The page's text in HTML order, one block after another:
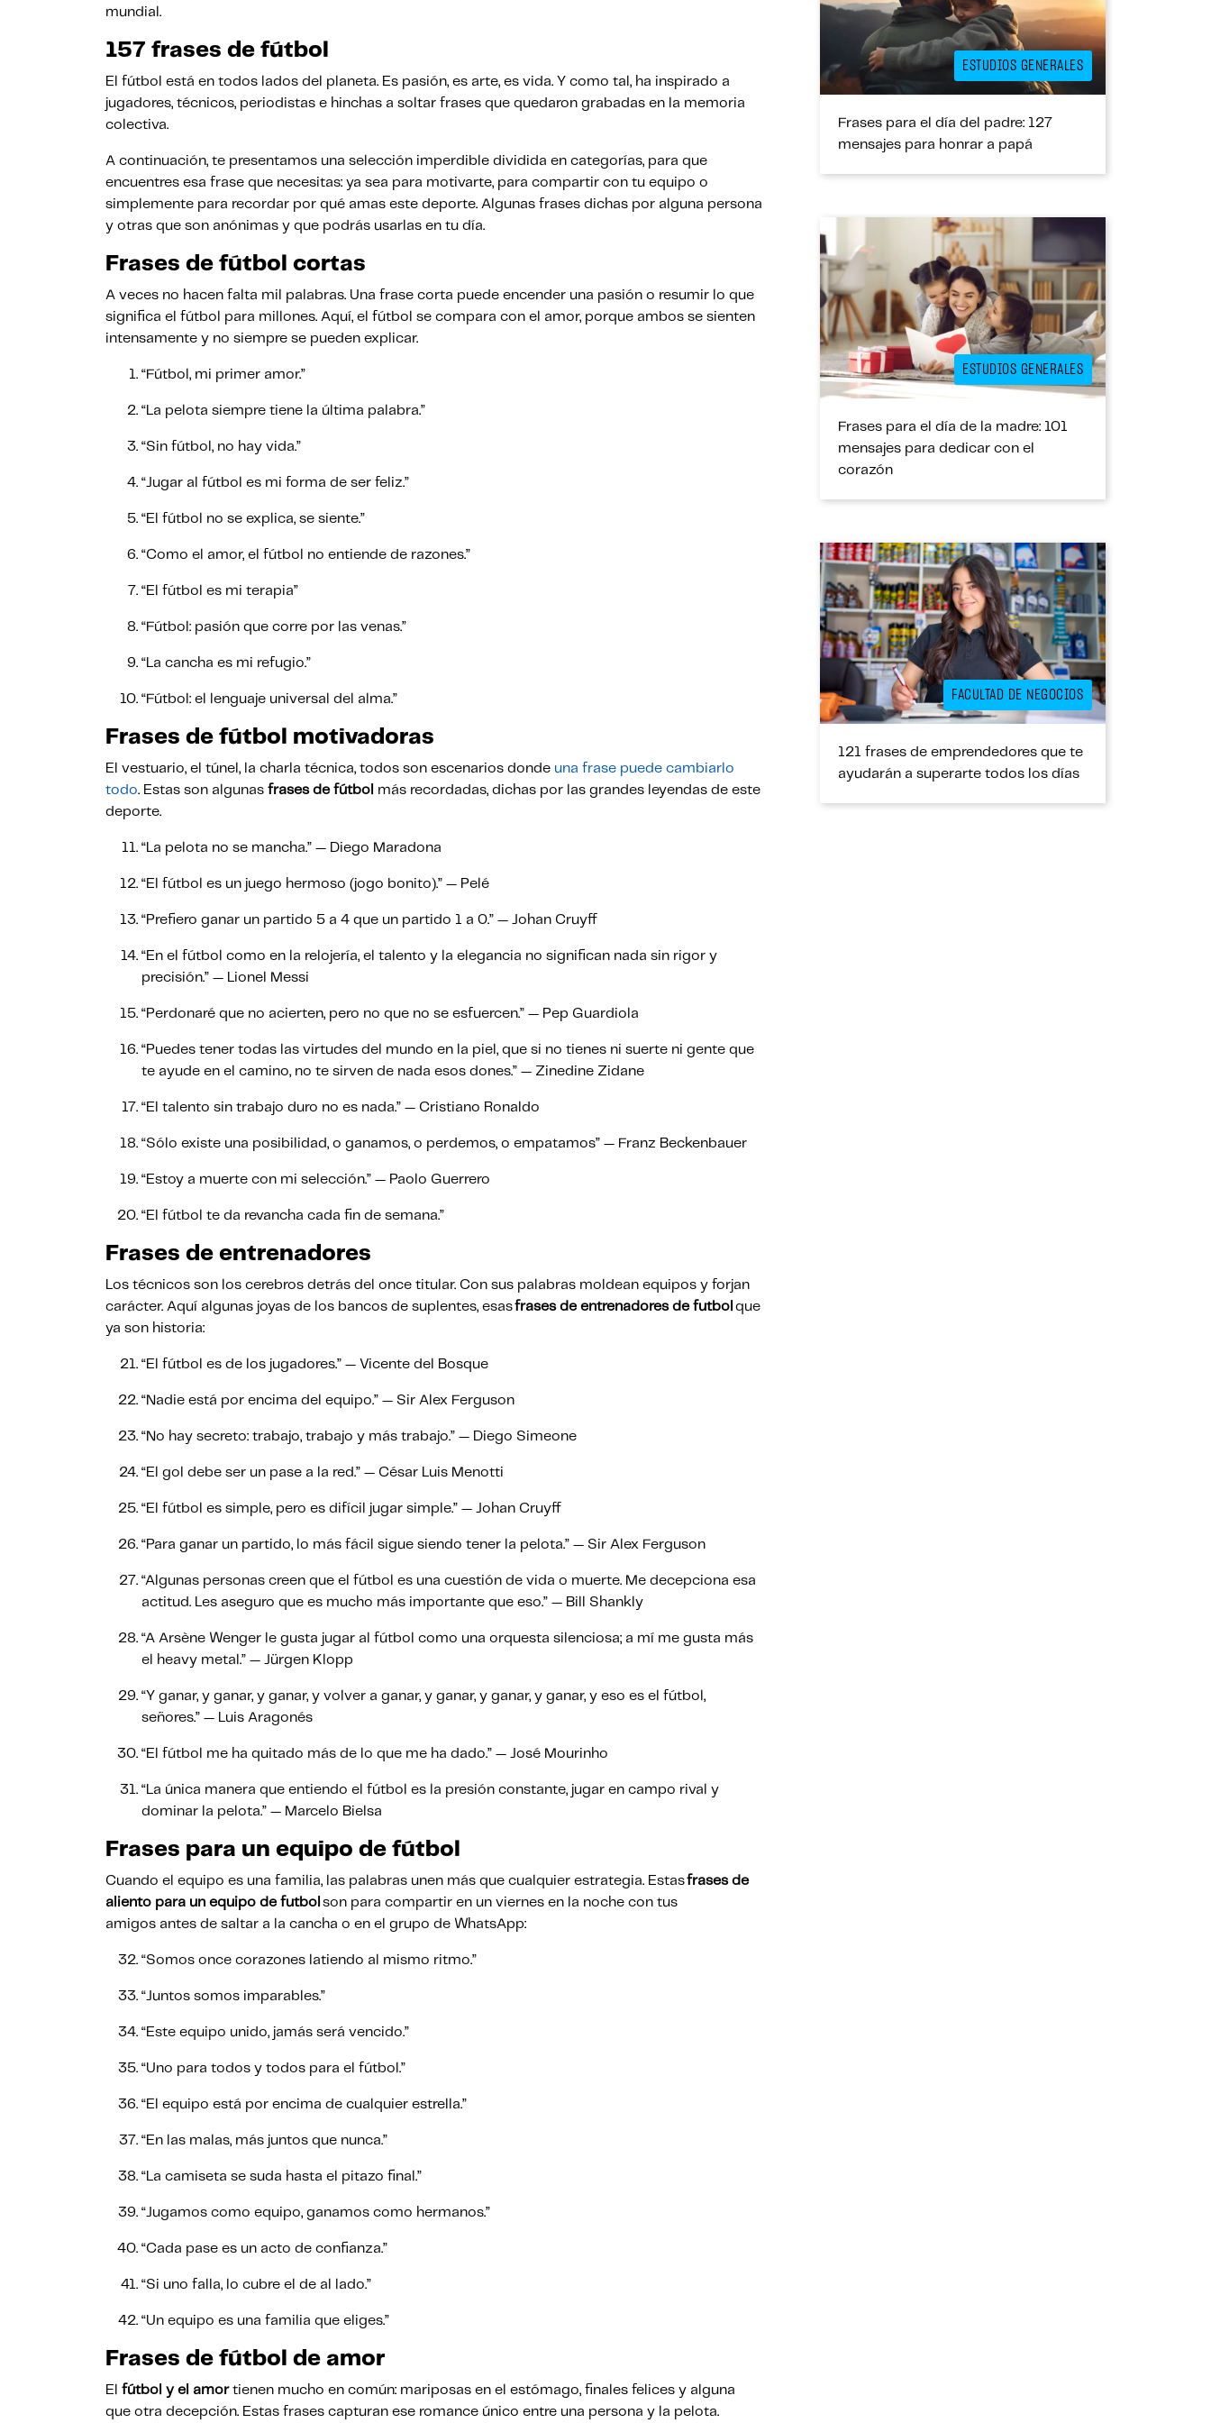
mundial.
157 frases de fútbol
El fútbol está en todos lados del planeta. Es pasión, es arte, es vida. Y como tal, ha inspirado a
jugadores, técnicos, periodistas e hinchas a soltar frases que quedaron grabadas en la memoria
colectiva.
A continuación, te presentamos una selección imperdible dividida en categorías, para que
encuentres esa frase que necesitas: ya sea para motivarte, para compartir con tu equipo o
simplemente para recordar por qué amas este deporte. Algunas frases dichas por alguna persona
y otras que son anónimas y que podrás usarlas en tu día.
Frases de fútbol cortas
A veces no hacen falta mil palabras. Una frase corta puede encender una pasión o resumir lo que
significa el fútbol para millones. Aquí, el fútbol se compara con el amor, porque ambos se sienten
intensamente y no siempre se pueden explicar.
“Fútbol, mi primer amor.”
“La pelota siempre tiene la última palabra.”
“Sin fútbol, no hay vida.”
“Jugar al fútbol es mi forma de ser feliz.”
“El fútbol no se explica, se siente.”
“Como el amor, el fútbol no entiende de razones.”
“El fútbol es mi terapia”
“Fútbol: pasión que corre por las venas.”
“La cancha es mi refugio.”
“Fútbol: el lenguaje universal del alma.”
Frases de fútbol motivadoras
El vestuario, el túnel, la charla técnica, todos son escenarios donde una frase puede cambiarlo
todo. Estas son algunas frases de fútbol más recordadas, dichas por las grandes leyendas de este
deporte.
“La pelota no se mancha.” — Diego Maradona
“El fútbol es un juego hermoso (jogo bonito).” — Pelé
“Prefiero ganar un partido 5 a 4 que un partido 1 a 0.” — Johan Cruyff
“En el fútbol como en la relojería, el talento y la elegancia no significan nada sin rigor y
precisión.” — Lionel Messi
“Perdonaré que no acierten, pero no que no se esfuercen.” — Pep Guardiola
“Puedes tener todas las virtudes del mundo en la piel, que si no tienes ni suerte ni gente que
te ayude en el camino, no te sirven de nada esos dones.” — Zinedine Zidane
“El talento sin trabajo duro no es nada.” — Cristiano Ronaldo
“Sólo existe una posibilidad, o ganamos, o perdemos, o empatamos” — Franz Beckenbauer
“Estoy a muerte con mi selección.” — Paolo Guerrero
“El fútbol te da revancha cada fin de semana.”
Frases de entrenadores
Los técnicos son los cerebros detrás del once titular. Con sus palabras moldean equipos y forjan
carácter. Aquí algunas joyas de los bancos de suplentes, esasfrases de entrenadores de futbol que
ya son historia:
“El fútbol es de los jugadores.” — Vicente del Bosque
“Nadie está por encima del equipo.” — Sir Alex Ferguson
“No hay secreto: trabajo, trabajo y más trabajo.” — Diego Simeone
“El gol debe ser un pase a la red.” — César Luis Menotti
“El fútbol es simple, pero es difícil jugar simple.” — Johan Cruyff
“Para ganar un partido, lo más fácil sigue siendo tener la pelota.” — Sir Alex Ferguson
“Algunas personas creen que el fútbol es una cuestión de vida o muerte. Me decepciona esa
actitud. Les aseguro que es mucho más importante que eso.” — Bill Shankly
“A Arsène Wenger le gusta jugar al fútbol como una orquesta silenciosa; a mí me gusta más
el heavy metal.” — Jürgen Klopp
“Y ganar, y ganar, y ganar, y volver a ganar, y ganar, y ganar, y ganar, y eso es el fútbol,
señores.” — Luis Aragonés
“El fútbol me ha quitado más de lo que me ha dado.” — José Mourinho
“La única manera que entiendo el fútbol es la presión constante, jugar en campo rival y
dominar la pelota.” — Marcelo Bielsa
Frases para un equipo de fútbol
Cuando el equipo es una familia, las palabras unen más que cualquier estrategia. Estasfrases de
aliento para un equipo de futbol son para compartir en un viernes en la noche con tus
amigos antes de saltar a la cancha o en el grupo de WhatsApp:
“Somos once corazones latiendo al mismo ritmo.”
“Juntos somos imparables.”
“Este equipo unido, jamás será vencido.”
“Uno para todos y todos para el fútbol.”
“El equipo está por encima de cualquier estrella.”
“En las malas, más juntos que nunca.”
“La camiseta se suda hasta el pitazo final.”
“Jugamos como equipo, ganamos como hermanos.”
“Cada pase es un acto de confianza.”
“Si uno falla, lo cubre el de al lado.”
“Un equipo es una familia que eliges.”
Frases de fútbol de amor
El fútbol y el amortienen mucho en común: mariposas en el estómago, finales felices y alguna
que otra decepción. Estas frases capturan ese romance único entre una persona y la pelota.
ESTUDIOS GENERALES
Frases para el día del padre: 127
mensajes para honrar a papá
ESTUDIOS GENERALES
Frases para el día de la madre: 101
mensajes para dedicar con el
corazón
FACULTAD DE NEGOCIOS
121 frases de emprendedores que te
ayudarán a superarte todos los días